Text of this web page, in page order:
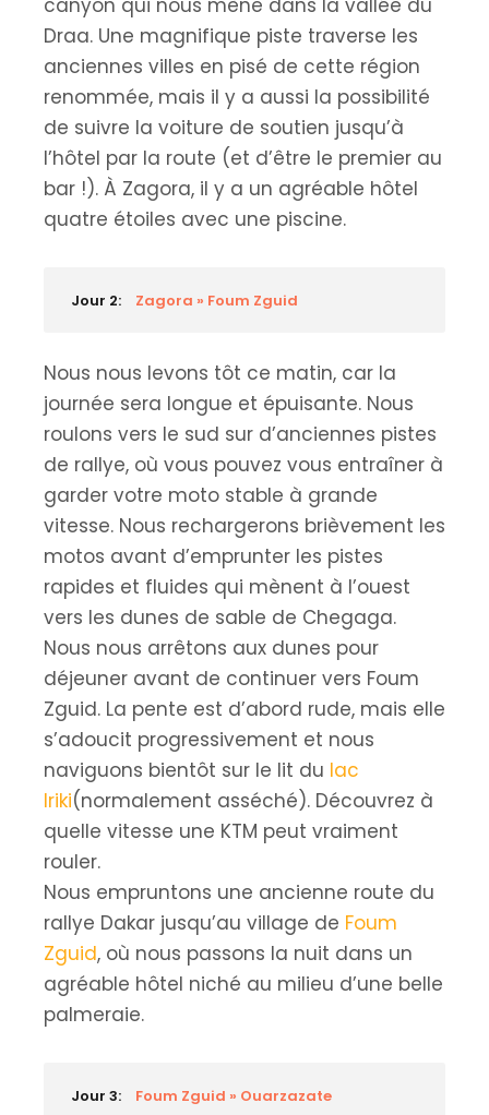
canyon qui nous mène dans la vallée du
Draa. Une magnifique piste traverse les
anciennes villes en pisé de cette région
renommée, mais il y a aussi la possibilité
de suivre la voiture de soutien jusqu’à
l’hôtel par la route (et d’être le premier au
bar !). À Zagora, il y a un agréable hôtel
quatre étoiles avec une piscine.
Jour 2: Zagora » Foum Zguid
Nous nous levons tôt ce matin, car la
journée sera longue et épuisante. Nous
roulons vers le sud sur d’anciennes pistes
de rallye, où vous pouvez vous entraîner à
garder votre moto stable à grande
vitesse. Nous rechargerons brièvement les
motos avant d’emprunter les pistes
rapides et fluides qui mènent à l’ouest
vers les dunes de sable de Chegaga.
Nous nous arrêtons aux dunes pour
déjeuner avant de continuer vers Foum
Zguid. La pente est d’abord rude, mais elle
s’adoucit progressivement et nous
naviguons bientôt sur le lit du lac
Iriki(normalement asséché). Découvrez à
quelle vitesse une KTM peut vraiment
rouler.
Nous empruntons une ancienne route du
rallye Dakar jusqu’au village de Foum
Zguid, où nous passons la nuit dans un
agréable hôtel niché au milieu d’une belle
palmeraie.
Jour 3: Foum Zguid » Ouarzazate